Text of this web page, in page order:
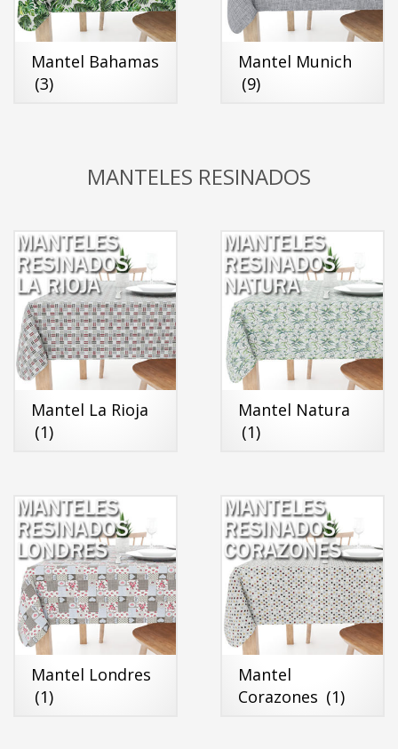
Mantel Bahamas
(3)
Mantel Munich
(9)
MANTELES RESINADOS
Mantel La Rioja
(1)
Mantel Natura
(1)
Mantel Londres
(1)
Mantel
Corazones (1)